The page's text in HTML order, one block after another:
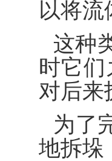
以将流
这种
时它
对后来
为了
地拆垛